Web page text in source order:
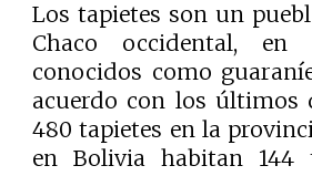
Los tapietes son un
Chaco occidental, en
conocidos como
acuerdo con los últimos
480 tapietes en la
en Bolivia habitan 144